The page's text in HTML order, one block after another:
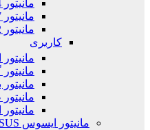
مانیتور 24 اینچ
مانیتور 27 اینچ
مانیتور 32 اینچ
کاربری
مانیتور ایسوس ASUS